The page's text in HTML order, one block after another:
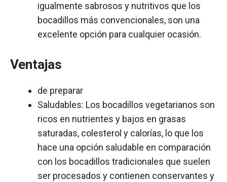
igualmente sabrosos y nutritivos que los
bocadillos más convencionales, son una
excelente opción para cualquier ocasión.
Ventajas
de preparar
Saludables: Los bocadillos vegetarianos son
ricos en nutrientes y bajos en grasas
saturadas, colesterol y calorías, lo que los
hace una opción saludable en comparación
con los bocadillos tradicionales que suelen
ser procesados y contienen conservantes y